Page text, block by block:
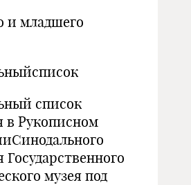
и младшего
список
в Рукописном
Государственного
музея под